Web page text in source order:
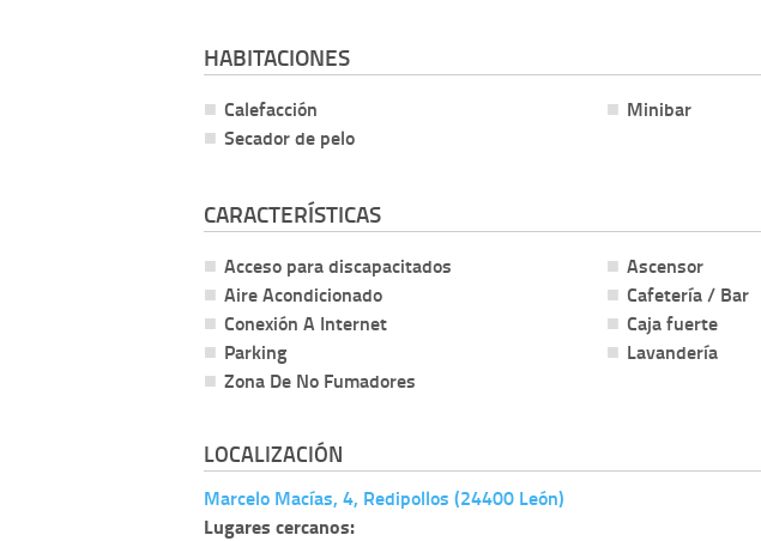
HABITACIONES
Calefacción
Secador de pelo
Minibar
CARACTERÍSTICAS
Acceso para discapacitados
Aire Acondicionado
Conexión A Internet
Parking
Zona De No Fumadores
Ascensor
Cafetería / Bar
Caja fuerte
Lavandería
LOCALIZACIÓN
Marcelo Macías, 4, Redipollos (24400 León)
Lugares cercanos: